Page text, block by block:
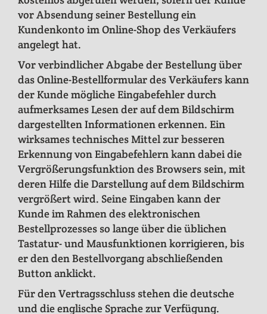
vor Absendung seiner Bestellung ein
Kundenkonto im Online-Shop des Verkäufers
angelegt hat.
Vor verbindlicher Abgabe der Bestellung über
das Online-Bestellformular des Verkäufers kann
der Kunde mögliche Eingabefehler durch
aufmerksames Lesen der auf dem Bildschirm
dargestellten Informationen erkennen. Ein
wirksames technisches Mittel zur besseren
Erkennung von Eingabefehlern kann dabei die
Vergrößerungsfunktion des Browsers sein, mit
deren Hilfe die Darstellung auf dem Bildschirm
vergrößert wird. Seine Eingaben kann der
Kunde im Rahmen des elektronischen
Bestellprozesses so lange über die üblichen
Tastatur- und Mausfunktionen korrigieren, bis
er den den Bestellvorgang abschließenden
Button anklickt.
Für den Vertragsschluss stehen die deutsche
und die englische Sprache zur Verfügung.